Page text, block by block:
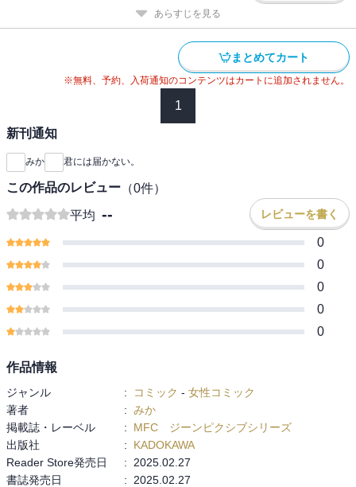
あらすじを見る
まとめてカート
※無料、予約、入荷通知のコンテンツはカートに追加されません。
1
新刊通知
みか 君には届かない。
この作品のレビュー （0件）
平均 -- レビューを書く
0
0
0
0
0
作品情報
ジャンル : コミック - 女性コミック
著者
: みか
掲載誌・レーベル
:
MFC ジーンピクシブシリーズ
出版社
:
KADOKAWA
Reader Store発売日
:
2025.02.27
書誌発売日
:
2025.02.27